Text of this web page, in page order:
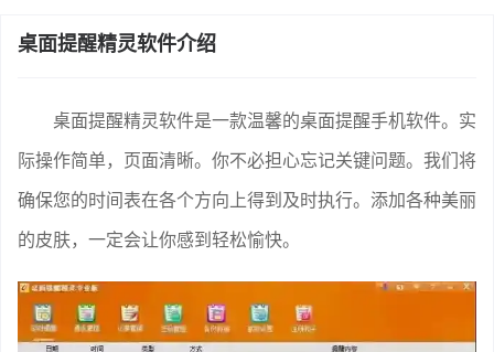
桌面提醒精灵软件介绍
桌面提醒精灵软件是一款温馨的桌面提醒手机软件。实
际操作简单，页面清晰。你不必担心忘记关键问题。我们将
确保您的时间表在各个方向上得到及时执行。添加各种美丽
的皮肤，一定会让你感到轻松愉快。